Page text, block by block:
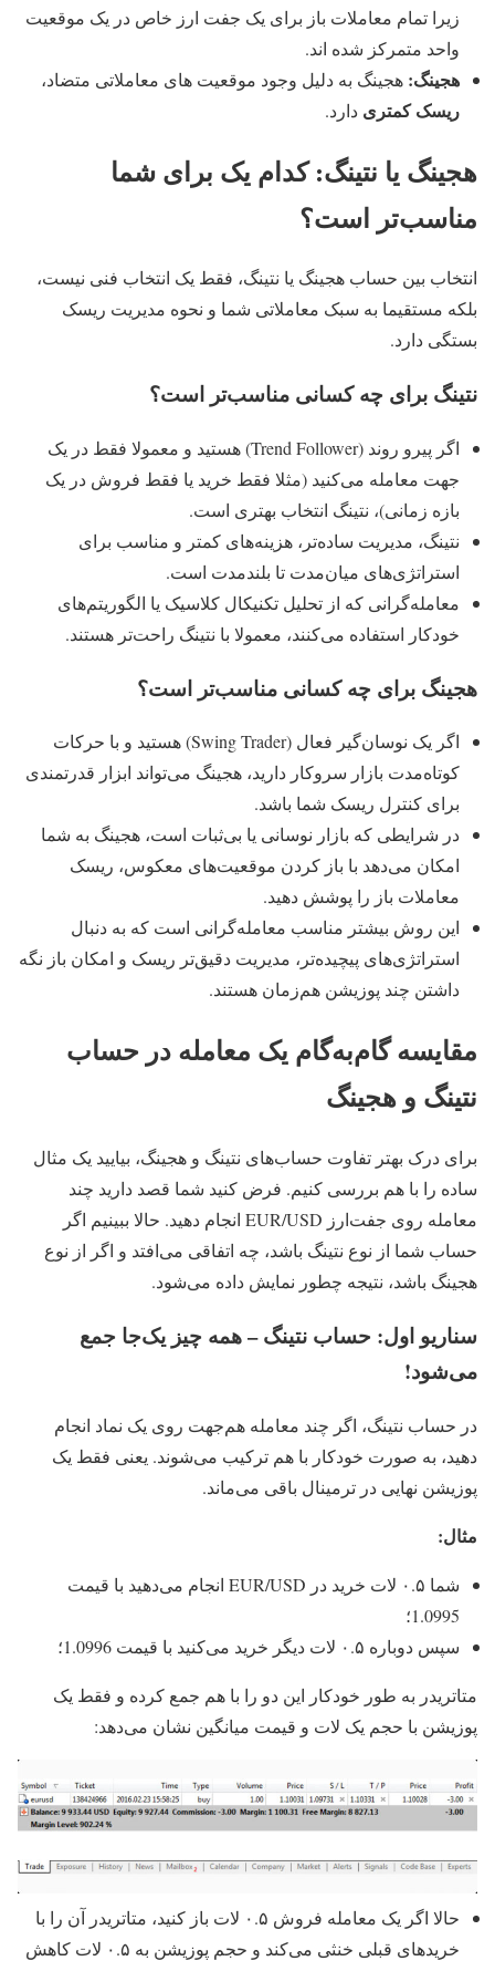
زیرا تمام معاملات باز برای یک جفت ارز خاص در یک موقعیت
واحد متمرکز شده اند.
هجینگ: هجینگ به دلیل وجود موقعیت های معاملاتی متضاد،
ریسک کمتری دارد.
هجینگ یا نتینگ: کدام یک برای شما
مناسب‌تر است؟
انتخاب بین حساب هجینگ یا نتینگ، فقط یک انتخاب فنی نیست،
بلکه مستقیما به سبک معاملاتی شما و نحوه مدیریت ریسک
بستگی دارد.
نتینگ برای چه کسانی مناسب‌تر است؟
اگر پیرو روند (Trend Follower) هستید و معمولا فقط در یک
جهت معامله می‌کنید (مثلا فقط خرید یا فقط فروش در یک
بازه زمانی)، نتینگ انتخاب بهتری است.
نتینگ، مدیریت ساده‌تر، هزینه‌های کمتر و مناسب برای
استراتژی‌های میان‌مدت تا بلندمدت است.
معامله‌گرانی که از تحلیل تکنیکال کلاسیک یا الگوریتم‌های
خودکار استفاده می‌کنند، معمولا با نتینگ راحت‌تر هستند.
هجینگ برای چه کسانی مناسب‌تر است؟
اگر یک نوسان‌گیر فعال (Swing Trader) هستید و با حرکات
کوتاه‌مدت بازار سروکار دارید، هجینگ می‌تواند ابزار قدرتمندی
برای کنترل ریسک شما باشد.
در شرایطی که بازار نوسانی یا بی‌ثبات است، هجینگ به شما
امکان می‌دهد با باز کردن موقعیت‌های معکوس، ریسک
معاملات باز را پوشش دهید.
این روش بیشتر مناسب معامله‌گرانی است که به دنبال
استراتژی‌های پیچیده‌تر، مدیریت دقیق‌تر ریسک و امکان باز نگه
داشتن چند پوزیشن هم‌زمان هستند.
مقایسه گام‌به‌گام یک معامله در حساب
نتینگ و هجینگ
برای درک بهتر تفاوت حساب‌های نتینگ و هجینگ، بیایید یک مثال
ساده را با هم بررسی کنیم. فرض کنید شما قصد دارید چند
معامله روی جفت‌ارز EUR/USD انجام دهید. حالا ببینیم اگر
حساب شما از نوع نتینگ باشد، چه اتفاقی می‌افتد و اگر از نوع
هجینگ باشد، نتیجه چطور نمایش داده می‌شود.
سناریو اول: حساب نتینگ – همه چیز یک‌جا جمع
می‌شود!
در حساب نتینگ، اگر چند معامله هم‌جهت روی یک نماد انجام
دهید، به صورت خودکار با هم ترکیب می‌شوند. یعنی فقط یک
پوزیشن نهایی در ترمینال باقی می‌ماند.
مثال:
شما ۰.۵ لات خرید در EUR/USD انجام می‌دهید با قیمت
1.0995؛
سپس دوباره ۰.۵ لات دیگر خرید می‌کنید با قیمت 1.0996؛
متاتریدر به طور خودکار این دو را با هم جمع کرده و فقط یک
پوزیشن با حجم یک لات و قیمت میانگین نشان می‌دهد:
حالا اگر یک معامله فروش ۰.۵ لات باز کنید، متاتریدر آن را با
خریدهای قبلی خنثی می‌کند و حجم پوزیشن به ۰.۵ لات کاهش